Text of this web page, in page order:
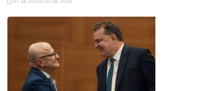
07 DE AGOSTO DE 2026